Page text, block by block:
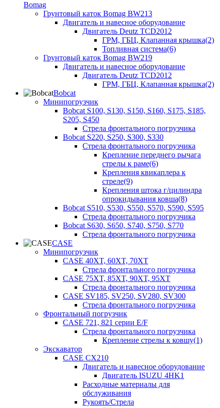
Bomag
Грунтовый каток Bomag BW213
Двигатель и навесное оборудование
Двигатель Deutz TCD2012
ГРМ, ГБЦ, Клапанная крышка(2)
Топливная система(6)
Грунтовый каток Bomag BW219
Двигатель и навесное оборудование
Двигатель Deutz TCD2012
ГРМ, ГБЦ, Клапанная крышка(2)
Bobcat
Минипогрузчик
Bobcat S100, S130, S150, S160, S175, S185,
S205, S450
Стрела фронтального погрузчика
Bobcat S220, S250, S300, S330
Стрела фронтального погрузчика
Крепление переднего рычага
стрелы к раме(6)
Крепления квикаплера к
стреле(9)
Крепления штока г/цилиндра
опрокидывания ковша(8)
Bobcat S510, S530, S550, S570, S590, S595
Стрела фронтального погрузчика
Bobcat S630, S650, S740, S750, S770
Стрела фронтального погрузчика
CASE
Минипогрузчик
CASE 40XT, 60XT, 70XT
Стрела фронтального погрузчика
CASE 75XT, 85XT, 90XT, 95XT
Стрела фронтального погрузчика
CASE SV185, SV250, SV280, SV300
Стрела фронтального погрузчика
Фронтальный погрузчик
CASE 721, 821 серии E/F
Стрела фронтального погрузчика
Крепление стрелы к ковшу(1)
Экскаватор
CASE CX210
Двигатель и навесное оборудование
Двигатель ISUZU 4HK1
Расходные материалы для
обслуживания
Рукоять/Стрела